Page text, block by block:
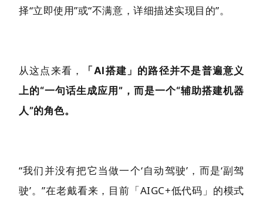
择“立即使用”或“不满意，详细描述实现目的”。
从这点来看，
「AI搭建」的路径并不是普遍意义
上的“一句话生成应用”，而是一个“辅助搭建机器
人”的角色。
“我们并没有把它当做一个‘自动驾驶’，而是‘副驾
驶’。”在老戴看来，目前「AIGC+低代码」的模式